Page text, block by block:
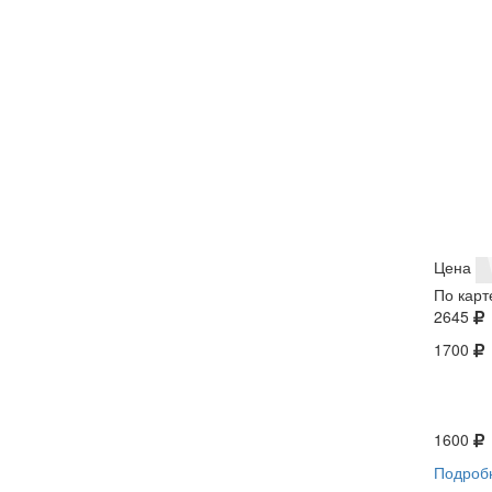
Цена
По
2645
1700
1600